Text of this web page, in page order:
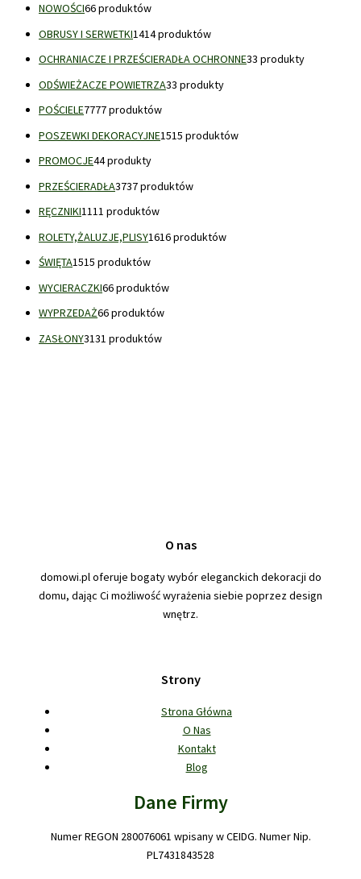
NOWOŚCI66 produktów
OBRUSY I SERWETKI1414 produktów
OCHRANIACZE I PRZEŚCIERADŁA OCHRONNE33 produkty
ODŚWIEŻACZE POWIETRZA33 produkty
POŚCIELE7777 produktów
POSZEWKI DEKORACYJNE1515 produktów
PROMOCJE44 produkty
PRZEŚCIERADŁA3737 produktów
RĘCZNIKI1111 produktów
ROLETY,ŻALUZJE,PLISY1616 produktów
ŚWIĘTA1515 produktów
WYCIERACZKI66 produktów
WYPRZEDAŻ66 produktów
ZASŁONY3131 produktów
O nas
domowi.pl oferuje bogaty wybór eleganckich dekoracji do
domu, dając Ci możliwość wyrażenia siebie poprzez design
wnętrz.
Strony
Strona Główna
O Nas
Kontakt
Blog
Dane Firmy
Numer REGON 280076061 wpisany w CEIDG. Numer Nip.
PL7431843528